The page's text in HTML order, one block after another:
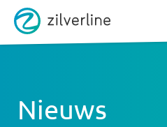
Nieuws